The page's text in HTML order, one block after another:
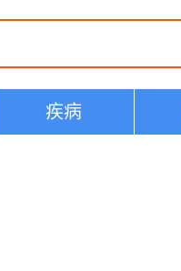
疾病